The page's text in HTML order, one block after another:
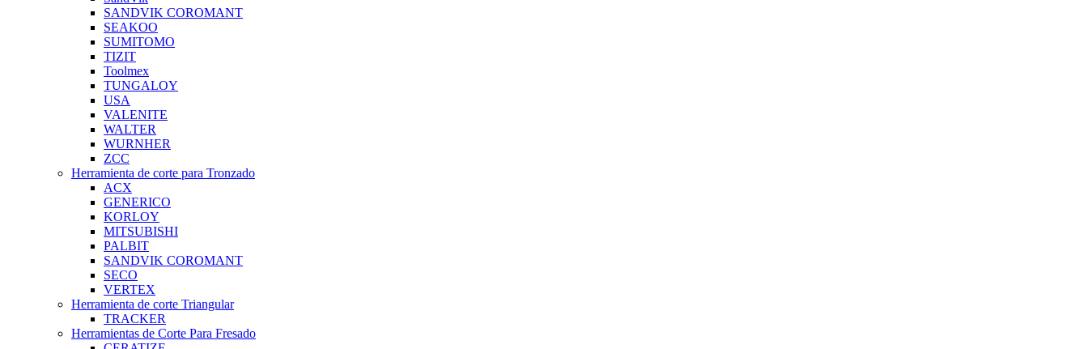
SANDVIK COROMANT
SEAKOO
SUMITOMO
TIZIT
Toolmex
TUNGALOY
USA
VALENITE
WALTER
WURNHER
ZCC
Herramienta de corte para Tronzado
ACX
GENERICO
KORLOY
MITSUBISHI
PALBIT
SANDVIK COROMANT
SECO
VERTEX
Herramienta de corte Triangular
TRACKER
Herramientas de Corte Para Fresado